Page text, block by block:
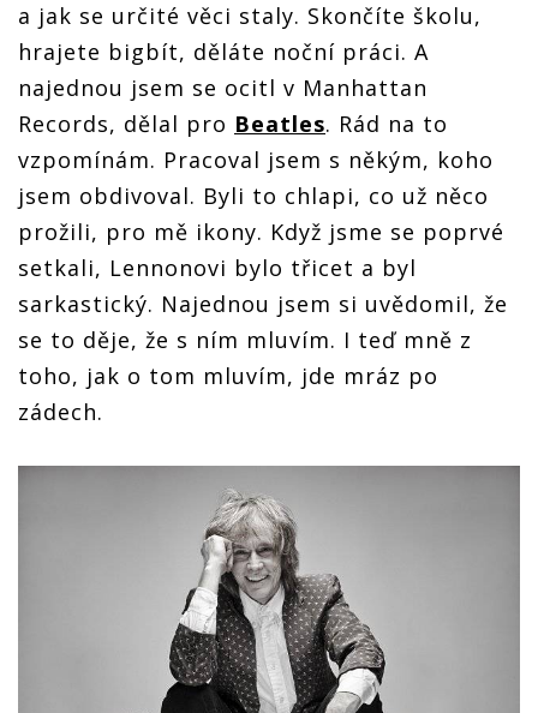
a jak se určité věci staly. Skončíte školu,
hrajete bigbít, děláte noční práci. A
najednou jsem se ocitl v Manhattan
Records, dělal pro Beatles. Rád na to
vzpomínám. Pracoval jsem s někým, koho
jsem obdivoval. Byli to chlapi, co už něco
prožili, pro mě ikony. Když jsme se poprvé
setkali, Lennonovi bylo třicet a byl
sarkastický. Najednou jsem si uvědomil, že
se to děje, že s ním mluvím. I teď mně z
toho, jak o tom mluvím, jde mráz po
zádech.